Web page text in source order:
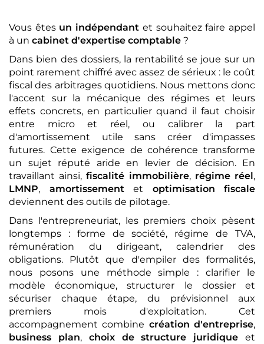
Vous êtes un indépendant et souhaitez faire appel
à un cabinet d'expertise comptable ?
Dans bien des dossiers, la rentabilité se joue sur un
point rarement chiffré avec assez de sérieux : le coût
fiscal des arbitrages quotidiens. Nous mettons donc
l'accent sur la mécanique des régimes et leurs
effets concrets, en particulier quand il faut choisir
entre micro et réel, ou calibrer la part
d'amortissement utile sans créer d'impasses
futures. Cette exigence de cohérence transforme
un sujet réputé aride en levier de décision. En
travaillant ainsi,fiscalité immobilière, régime réel,
LMNP, amortissementet optimisation fiscale
deviennent des outils de pilotage.
Dans l'entrepreneuriat, les premiers choix pèsent
longtemps : forme de société, régime de TVA,
rémunération du dirigeant, calendrier des
obligations. Plutôt que d'empiler des formalités,
nous posons une méthode simple : clarifier le
modèle économique, structurer le dossier et
sécuriser chaque étape, du prévisionnel aux
premiers mois d'exploitation. Cet
accompagnement combine création d'entreprise,
business plan, choix de structure juridique et